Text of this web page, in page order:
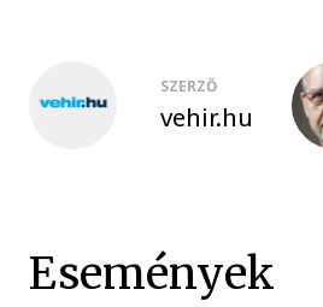
SZERZŐ
vehir.hu
Események